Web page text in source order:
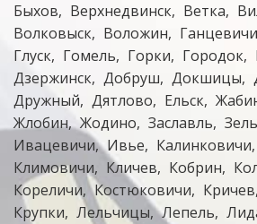
Быхов
Верхнедвинск Ветка
Волковыск
Воложин Ганцевичи
Глуск
Гомель Горки Городок
Дзержинск Добруш Докшицы
Дружный
Дятлово Ельск
Жлобин Жодино Заславль
Ивацевичи
Ивье Калинковичи
Климовичи
Кличев Кобрин
Кореличи
Костюковичи Кричев
Крупки
Лельчицы Лепель